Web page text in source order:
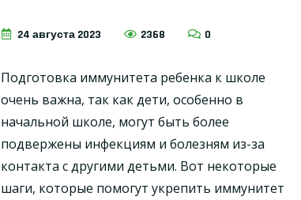
24 августа 2023 2368 0
Подготовка иммунитета ребенка к школе
очень важна, так как дети, особенно в
начальной школе, могут быть более
подвержены инфекциям и болезням из-за
контакта с другими детьми. Вот некоторые
шаги, которые помогут укрепить иммунитет